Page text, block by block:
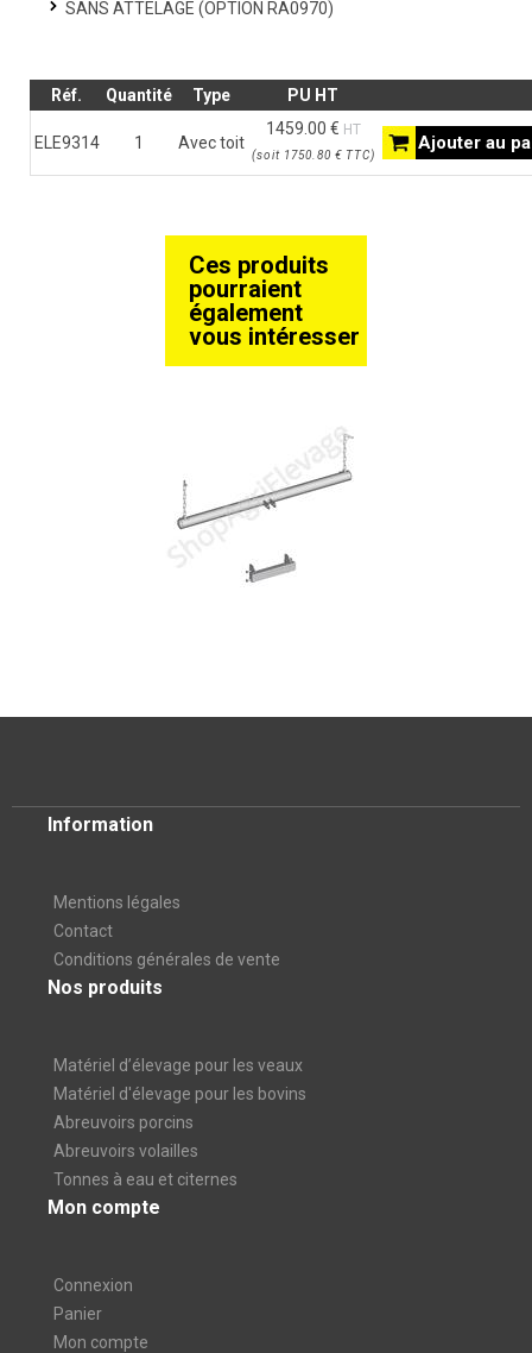
SANS ATTELAGE (OPTION RA0970)
Réf. Quantité Type PU HT
ELE9314 1 Avec toit
1459.00 € HT
(soit 1750.80 € TTC)
Ajouter au
Ces produits
pourraient
également
vous intéresser
Information
Mentions légales
Contact
Conditions générales de vente
Nos produits
Matériel d’élevage pour les veaux
Matériel d'élevage pour les bovins
Abreuvoirs porcins
Abreuvoirs volailles
Tonnes à eau et citernes
Mon compte
Connexion
Panier
Mon compte